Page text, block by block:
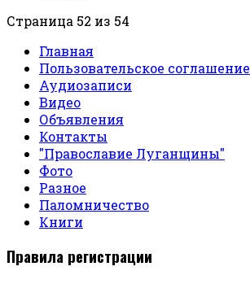
Страница 52 из 54
Главная
Пользовательское соглашение
Аудиозаписи
Видео
Объявления
Контакты
"Православие Луганщины"
Фото
Разное
Паломничество
Книги
Правила регистрации